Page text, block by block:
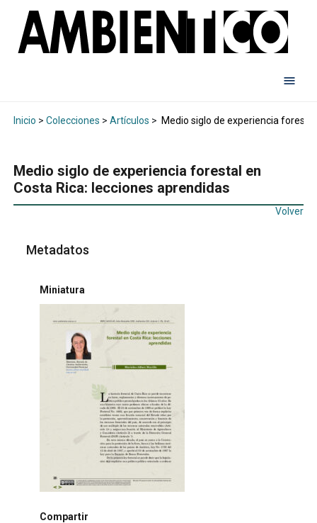
Inicio > Colecciones > Artículos > Medio siglo de experiencia
Medio siglo de experiencia forestal en
Costa Rica: lecciones aprendidas
Volver
Metadatos
Miniatura
Compartir